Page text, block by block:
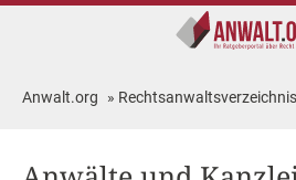
Anwalt.org »